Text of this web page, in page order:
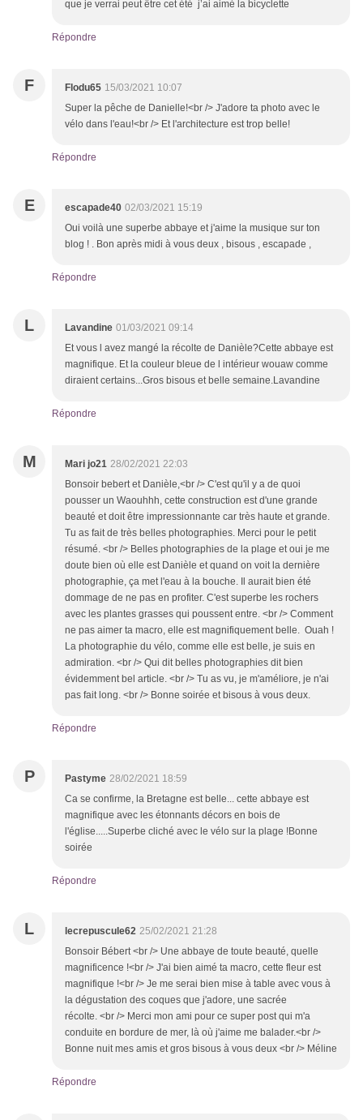
que je verrai peut être cet été j’ai aimé la bicyclette
Répondre
F Flodu65 15/03/2021 10:07
Super la pêche de Danielle!<br /> J'adore ta photo avec le
vélo dans l'eau!<br /> Et l'architecture est trop belle!
Répondre
E escapade40 02/03/2021 15:19
Oui voilà une superbe abbaye et j'aime la musique sur ton
blog ! . Bon après midi à vous deux , bisous , escapade ,
Répondre
L Lavandine 01/03/2021 09:14
Et vous l avez mangé la récolte de Danièle?Cette abbaye est
magnifique. Et la couleur bleue de l intérieur wouaw comme
diraient certains...Gros bisous et belle semaine.Lavandine
Répondre
M Mari jo21 28/02/2021 22:03
Bonsoir bebert et Danièle,<br /> C'est qu'il y a de quoi
pousser un Waouhhh, cette construction est d'une grande
beauté et doit être impressionnante car très haute et grande.
Tu as fait de très belles photographies. Merci pour le petit
résumé. <br /> Belles photographies de la plage et oui je me
doute bien où elle est Danièle et quand on voit la dernière
photographie, ça met l'eau à la bouche. Il aurait bien été
dommage de ne pas en profiter. C'est superbe les rochers
avec les plantes grasses qui poussent entre. <br /> Comment
ne pas aimer ta macro, elle est magnifiquement belle. Ouah !
La photographie du vélo, comme elle est belle, je suis en
admiration. <br /> Qui dit belles photographies dit bien
évidemment bel article. <br /> Tu as vu, je m'améliore, je n'ai
pas fait long. <br /> Bonne soirée et bisous à vous deux.
Répondre
P Pastyme 28/02/2021 18:59
Ca se confirme, la Bretagne est belle... cette abbaye est
magnifique avec les étonnants décors en bois de
l'église.....Superbe cliché avec le vélo sur la plage !Bonne
soirée
Répondre
L lecrepuscule62 25/02/2021 21:28
Bonsoir Bébert <br /> Une abbaye de toute beauté, quelle
magnificence !<br /> J'ai bien aimé ta macro, cette fleur est
magnifique !<br /> Je me serai bien mise à table avec vous à
la dégustation des coques que j'adore, une sacrée
récolte. <br /> Merci mon ami pour ce super post qui m'a
conduite en bordure de mer, là où j'aime me balader.<br />
Bonne nuit mes amis et gros bisous à vous deux <br /> Méline
Répondre